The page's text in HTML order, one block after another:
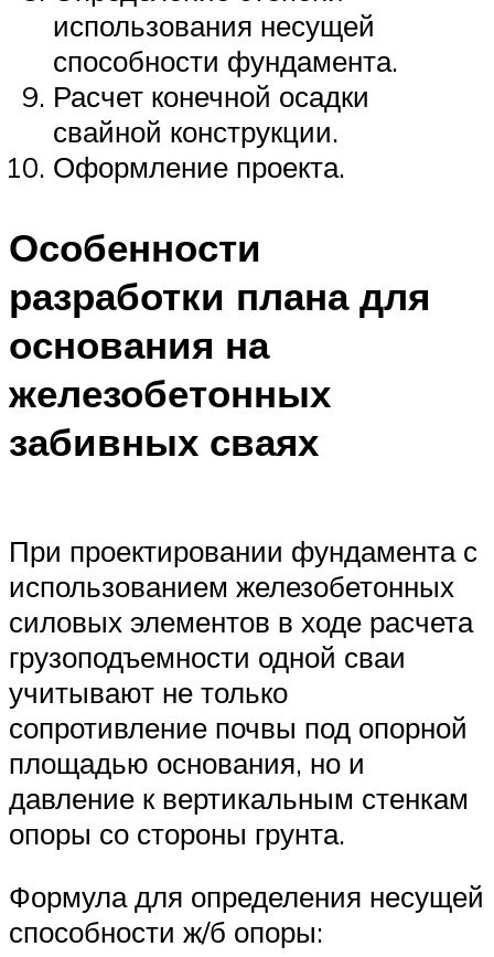
использования несущей
способности фундамента.
Расчет конечной осадки
свайной конструкции.
Оформление проекта.
Особенности
разработки плана для
основания на
железобетонных
забивных сваях
При проектировании фундамента с
использованием железобетонных
силовых элементов в ходе расчета
грузоподъемности одной сваи
учитывают не только
сопротивление почвы под опорной
площадью основания, но и
давление к вертикальным стенкам
опоры со стороны грунта.
Формула для определения несущей
способности ж/б опоры: